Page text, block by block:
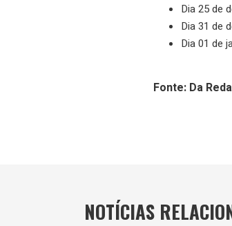
Dia 25 de
Dia 31 de
Dia 01 de
Fonte: Da
NOTÍCIAS